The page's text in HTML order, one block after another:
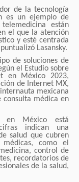
de la tecnología
es un ejemplo de
están
el que la atención
y esté centrada
Lasansky.
de soluciones de
el Estudio sobre
en México 2023,
de Internet MX,
mexicana
consulta médica en
en México está
indican una
salud que cubren
como el
control de
recordatorios de
de la salud,